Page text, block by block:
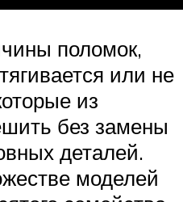
поломок,
или не
из
без замены
деталей.
моделей